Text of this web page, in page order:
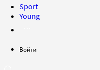
Sport
Young
Войти